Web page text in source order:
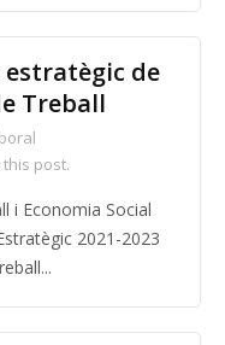
estratègic de
Treball
post.
i Economia Social
2021-2023